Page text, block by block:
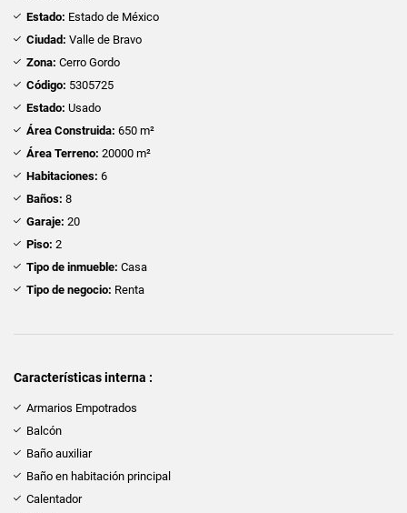
Estado: Estado de México
Ciudad: Valle de Bravo
Zona: Cerro Gordo
Código: 5305725
Estado: Usado
Área Construida: 650 m²
Área Terreno: 20000 m²
Habitaciones: 6
Baños: 8
Garaje: 20
Piso: 2
Tipo de inmueble: Casa
Tipo de negocio: Renta
Características interna :
Armarios Empotrados
Balcón
Baño auxiliar
Baño en habitación principal
Calentador